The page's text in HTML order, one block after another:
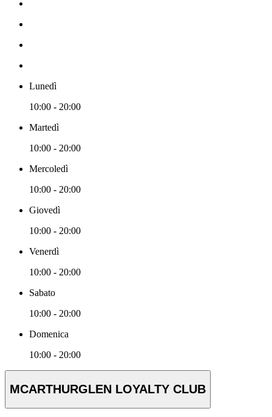
Lunedì
10:00 - 20:00
Martedì
10:00 - 20:00
Mercoledì
10:00 - 20:00
Giovedì
10:00 - 20:00
Venerdì
10:00 - 20:00
Sabato
10:00 - 20:00
Domenica
10:00 - 20:00
MCARTHURGLEN LOYALTY CLUB